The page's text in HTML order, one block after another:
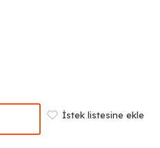
İstek listesine ekle